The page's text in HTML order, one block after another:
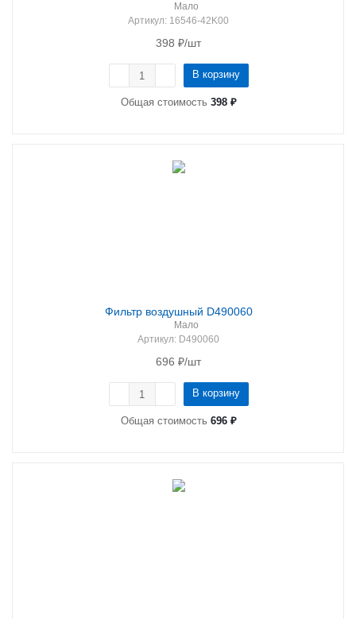
Мало
Артикул: 16546-42K00
398 ₽/шт
В корзину
Общая стоимость 398 ₽
Фильтр воздушный D490060
Мало
Артикул: D490060
696 ₽/шт
В корзину
Общая стоимость 696 ₽